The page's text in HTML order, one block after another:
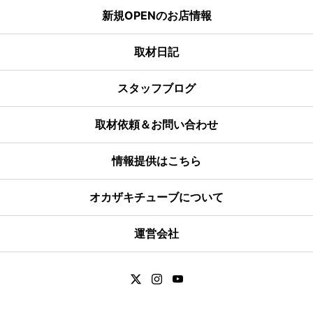
新規OPENのお店情報
取材日記
スタッフブログ
取材依頼＆お問い合わせ
情報提供はこちら
オカザキチューブについて
運営会社